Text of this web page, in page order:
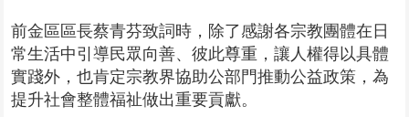
前金區區長蔡青芬致詞時，除了感謝各宗教團體在日
常生活中引導民眾向善、彼此尊重，讓人權得以具體
實踐外，也肯定宗教界協助公部門推動公益政策，為
提升社會整體福祉做出重要貢獻。